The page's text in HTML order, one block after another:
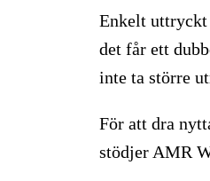
Enkelt uttryckt
det får ett
inte ta större
För att dra
stödjer AMR